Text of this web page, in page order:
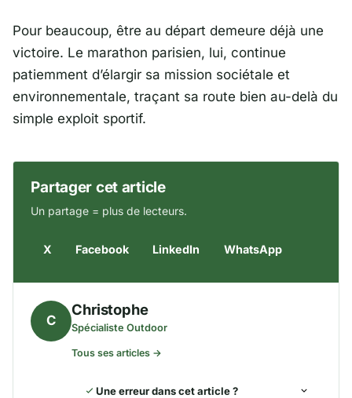
Pour beaucoup, être au départ demeure déjà une
victoire. Le marathon parisien, lui, continue
patiemment d’élargir sa mission sociétale et
environnementale, traçant sa route bien au-delà du
simple exploit sportif.
Partager cet article
Un partage = plus de lecteurs.
X Facebook LinkedIn WhatsApp
C
Christophe
Spécialiste Outdoor
Tous ses articles →
Une erreur dans cet article ?